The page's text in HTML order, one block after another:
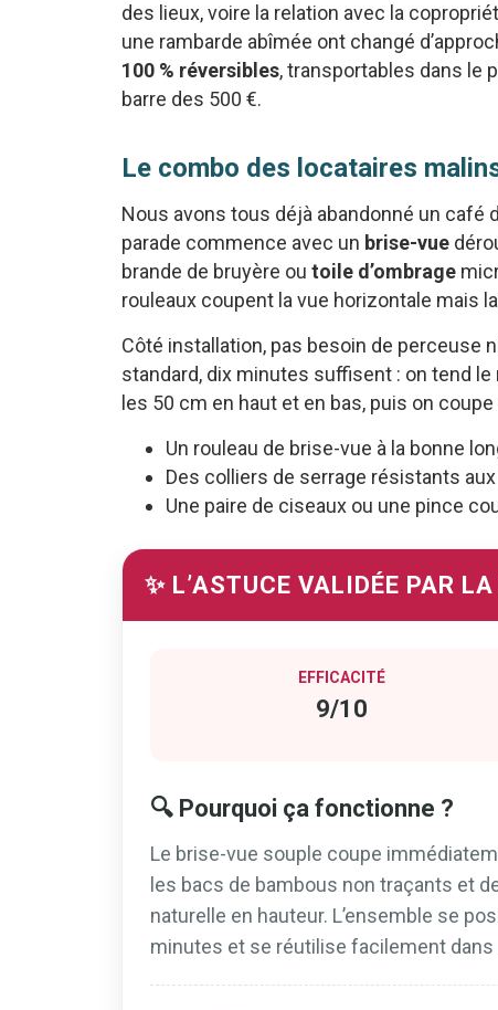
des lieux, voire la relation avec la
une rambarde abîmée ont changé
100 % réversibles, transportables dans le
barre des 500 €.
Le combo des locataires
Nous avons tous déjà abandonné un café
parade commence avec un brise-vue
brande de bruyère ou toile d’ombrage
rouleaux coupent la vue horizontale mais
Côté installation, pas besoin de perceuse
standard, dix minutes suffisent : on tend
les 50 cm en haut et en bas, puis on
Un rouleau de brise-vue à la bonne
Des colliers de serrage résistants aux
Une paire de ciseaux ou une pince
✨ L’ASTUCE VALIDÉE PAR
EFFICACITÉ
9/10
🔍 Pourquoi ça fonctionne ?
Le brise-vue souple coupe
les bacs de bambous non traçants et
naturelle en hauteur. L’ensemble se
minutes et se réutilise facilement